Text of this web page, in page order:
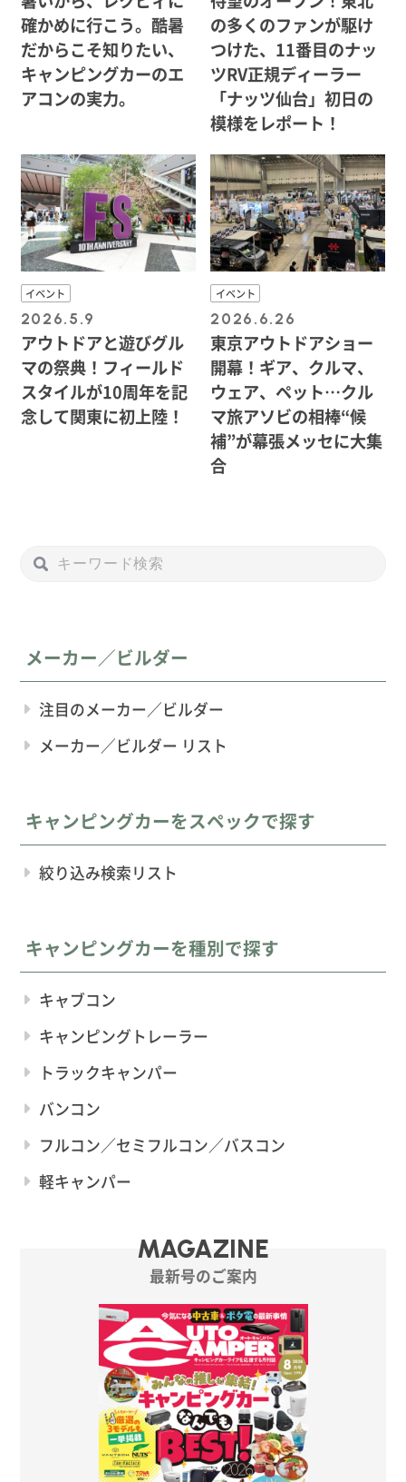
確かめに行こう。酷暑
だからこそ知りたい、
キャンピングカーのエ
アコンの実力。
の多くのファンが駆け
つけた、11番目のナッ
ツRV正規ディーラー
「ナッツ仙台」初日の
模様をレポート！
イベント
2026.5.9
アウトドアと遊びグル
マの祭典！フィールド
スタイルが10周年を記
念して関東に初上陸！
イベント
2026.6.26
東京アウトドアショー
開幕！ギア、クルマ、
ウェア、ペット…クル
マ旅アソビの相棒“候
補”が幕張メッセに大集
合
メーカー／ビルダー
注目のメーカー／ビルダー
メーカー／ビルダー リスト
キャンピングカーをスペックで探す
絞り込み検索リスト
キャンピングカーを種別で探す
キャブコン
キャンピングトレーラー
トラックキャンパー
バンコン
フルコン／セミフルコン／バスコン
軽キャンパー
MAGAZINE
最新号のご案内